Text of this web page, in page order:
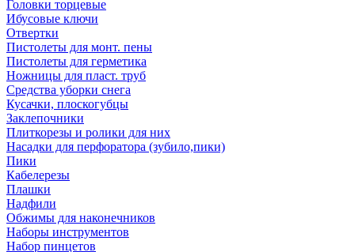
Головки торцевые
Ибусовые ключи
Отвертки
Пистолеты для монт. пены
Пистолеты для герметика
Ножницы для пласт. труб
Средства уборки снега
Кусачки, плоскогубцы
Заклепочники
Плиткорезы и ролики для них
Насадки для перфоратора (зубило,пики)
Пики
Кабелерезы
Плашки
Надфили
Обжимы для наконечников
Наборы инструментов
Набор пинцетов